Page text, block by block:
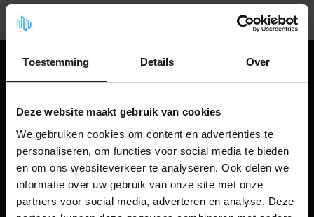
Toestemming Details Over
Deze website maakt gebruik van cookies
We gebruiken cookies om content en advertenties te
personaliseren, om functies voor social media te bieden
en om ons websiteverkeer te analyseren. Ook delen we
informatie over uw gebruik van onze site met onze
partners voor social media, adverteren en analyse. Deze
We helpen je graag!
Blijf up to date
Ontvang tips, nieuwtjes en exclusieve aanbiedingen rechtstreeks
een kortingscode voor 10% korting op je eerstvolgende bestelling!